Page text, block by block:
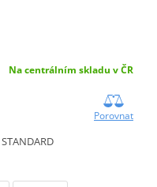
Na centrálním skladu v ČR
Porovnat